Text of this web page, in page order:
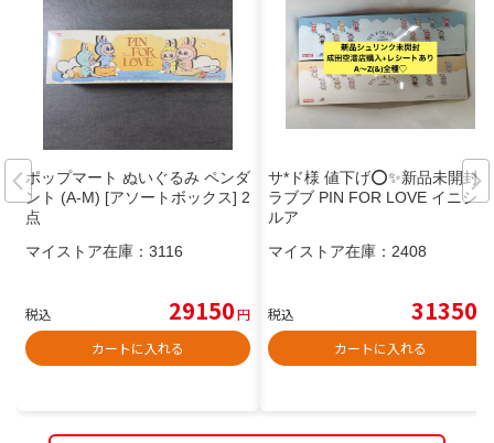
ポップマート ぬいぐるみ ペンダ
ント (A-M) [アソートボックス] 2
点
マイストア在庫： 3116
税込 29150円
カートに入れる
サ*ド様 値下げ⭕️✨新品未開封✨
ラブブ PIN FOR LOVE イニシャ
ルア
マイストア在庫： 2408
税込 31350
カートに入れる